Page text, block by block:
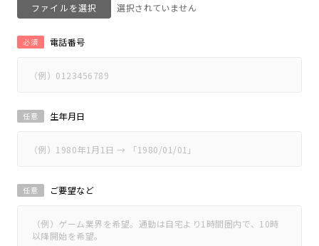
ファイルを選択
電話番号
必須
生年月日
任意
ご要望など
任意